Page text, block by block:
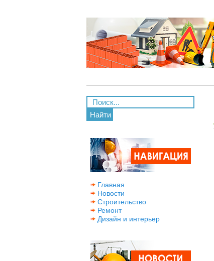
Найти
Главная
Новости
Строительство
Ремонт
Дизайн и интерьер